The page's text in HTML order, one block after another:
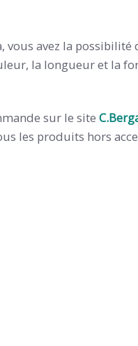
vous avez la possibilité
la longueur et la
sur le site
les produits hors